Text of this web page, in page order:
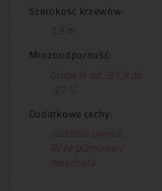
Szerokość krzewów:
1,5 m
Mrozoodporność:
Grupa III od -31,8 do
-27°C
Dodatkowe cechy:
ozdobne owoce,
Róże piżmowe /
moschata